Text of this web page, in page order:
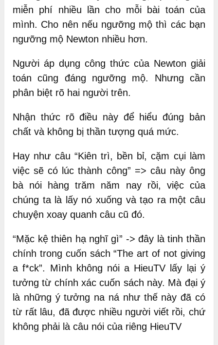
miễn phí nhiều lần cho mỗi bài toán của
mình. Cho nên nếu ngưỡng mộ thì các bạn
ngưỡng mộ Newton nhiều hơn.
Người áp dụng công thức của Newton giải
toán cũng đáng ngưỡng mộ. Nhưng cần
phân biệt rõ hai người trên.
Nhận thức rõ điều này để hiểu đúng bản
chất và không bị thần tượng quá mức.
Hay như câu “Kiên trì, bền bỉ, cặm cụi làm
việc sẽ có lúc thành công” => câu này ông
bà nói hàng trăm năm nay rồi, việc của
chúng ta là lấy nó xuống và tạo ra một câu
chuyện xoay quanh câu cũ đó.
“Mặc kệ thiên hạ nghĩ gì” -> đây là tinh thần
chính trong cuốn sách “The art of not giving
a f*ck”. Mình không nói a HieuTV lấy lại ý
tưởng từ chính xác cuốn sách này. Mà đại ý
là những ý tưởng na ná như thế này đã có
từ rất lâu, đã được nhiều người viết rồi, chứ
không phải là câu nói của riêng HieuTV